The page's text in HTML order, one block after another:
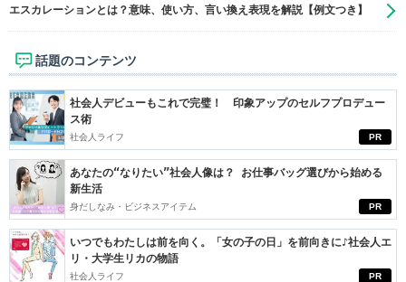
エスカレーションとは？意味、使い方、言い換え表現を解説【例文つき】
話題のコンテンツ
PR
社会人デビューもこれで完璧！ 印象アップのセルフプロデュー
ス術
社会人ライフ
PR
あなたの“なりたい”社会人像は？ お仕事バッグ選びから始める
新生活
身だしなみ・ビジネスアイテム
PR
いつでもわたしは前を向く。「女の子の日」を前向きに♪社会人エ
リ・大学生リカの物語
社会人ライフ